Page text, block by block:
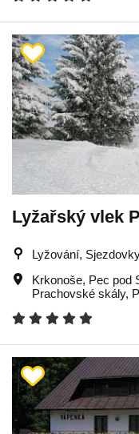
Lyžařský vlek
Lyžování,
Krkonoše, Pec pod
Prachovské skály,